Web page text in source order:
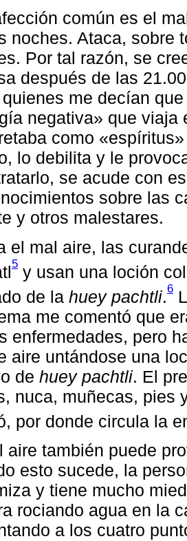
común es el
noches. Ataca, sobre
Por tal razón, se
después de las
me decían
negativa» que viaja
como
lo debilita y le
se acude con
sobre las
y otros malestares.
el mal aire, las
5 y usan una loción
de la huey pachtli.6
me comentó que
enfermedades, pero
aire untándose una
de huey pachtli. El
nuca, muñecas, pies
por donde circula la
aire también puede
esto sucede, la
y tiene mucho
rociando agua en la
a los cuatro